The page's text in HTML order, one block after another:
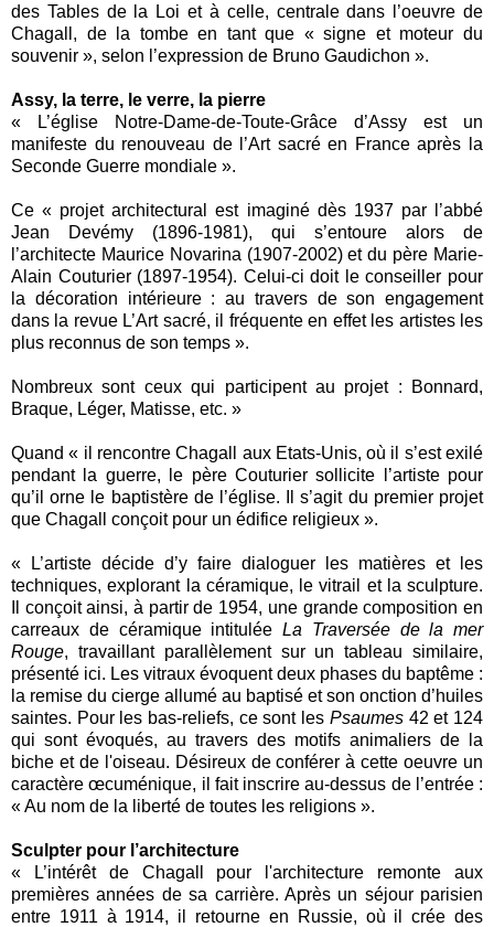
des Tables de la Loi et à celle, centrale dans l’oeuvre de
Chagall, de la tombe en tant que « signe et moteur du
souvenir », selon l’expression de Bruno Gaudichon ».
Assy, la terre, le verre, la pierre
« L’église Notre-Dame-de-Toute-Grâce d’Assy est un
manifeste du renouveau de l’Art sacré en France après la
Seconde Guerre mondiale ».
Ce « projet architectural est imaginé dès 1937 par l’abbé
Jean Devémy (1896-1981), qui s’entoure alors de
l’architecte Maurice Novarina (1907-2002) et du père Marie-
Alain Couturier (1897-1954). Celui-ci doit le conseiller pour
la décoration intérieure : au travers de son engagement
dans la revue L’Art sacré, il fréquente en effet les artistes les
plus reconnus de son temps ».
Nombreux sont ceux qui participent au projet : Bonnard,
Braque, Léger, Matisse, etc. »
Quand « il rencontre Chagall aux Etats-Unis, où il s’est exilé
pendant la guerre, le père Couturier sollicite l’artiste pour
qu’il orne le baptistère de l’église. Il s’agit du premier projet
que Chagall conçoit pour un édifice religieux ».
« L’artiste décide d’y faire dialoguer les matières et les
techniques, explorant la céramique, le vitrail et la sculpture.
Il conçoit ainsi, à partir de 1954, une grande composition en
carreaux de céramique intitulée La Traversée de la mer
Rouge, travaillant parallèlement sur un tableau similaire,
présenté ici. Les vitraux évoquent deux phases du baptême :
la remise du cierge allumé au baptisé et son onction d’huiles
saintes. Pour les bas-reliefs, ce sont les Psaumes 42 et 124
qui sont évoqués, au travers des motifs animaliers de la
biche et de l'oiseau. Désireux de conférer à cette oeuvre un
caractère œcuménique, il fait inscrire au-dessus de l’entrée :
« Au nom de la liberté de toutes les religions ».
Sculpter pour l’architecture
« L’intérêt de Chagall pour l'architecture remonte aux
premières années de sa carrière. Après un séjour parisien
entre 1911 à 1914, il retourne en Russie, où il crée des